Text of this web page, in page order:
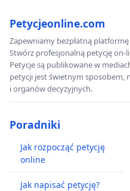
Petycjeonline.com
Zapewniamy bezpłatną
Stwórz profesjonalną petycję on-
Petycje są publikowane w
petycji jest świetnym sposobem,
i organów decyzyjnych.
Poradniki
Jak rozpocząć petycję
online
Jak napisać petycję?